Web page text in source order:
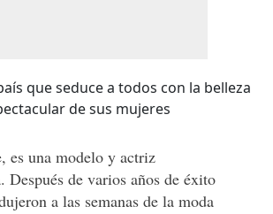
es una modelo y actriz
Después de varios años de éxito
a las semanas de la moda